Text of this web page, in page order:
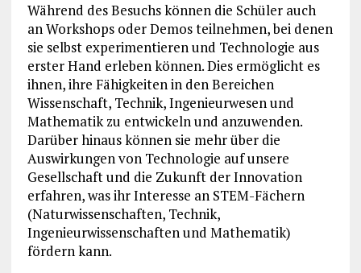
Während des Besuchs können die Schüler auch
an Workshops oder Demos teilnehmen, bei denen
sie selbst experimentieren und Technologie aus
erster Hand erleben können. Dies ermöglicht es
ihnen, ihre Fähigkeiten in den Bereichen
Wissenschaft, Technik, Ingenieurwesen und
Mathematik zu entwickeln und anzuwenden.
Darüber hinaus können sie mehr über die
Auswirkungen von Technologie auf unsere
Gesellschaft und die Zukunft der Innovation
erfahren, was ihr Interesse an STEM-Fächern
(Naturwissenschaften, Technik,
Ingenieurwissenschaften und Mathematik)
fördern kann.